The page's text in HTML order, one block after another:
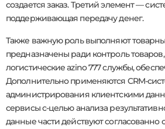
создается заказ. Третий элемент —
поддерживающая передачу денег.
Также важную роль выполняют
предназначены ради контроль
логистические azino 777 службы,
Дополнительно применяются CRM-
администрирования клиентскими
сервисы с-целью анализа
данные части действуют